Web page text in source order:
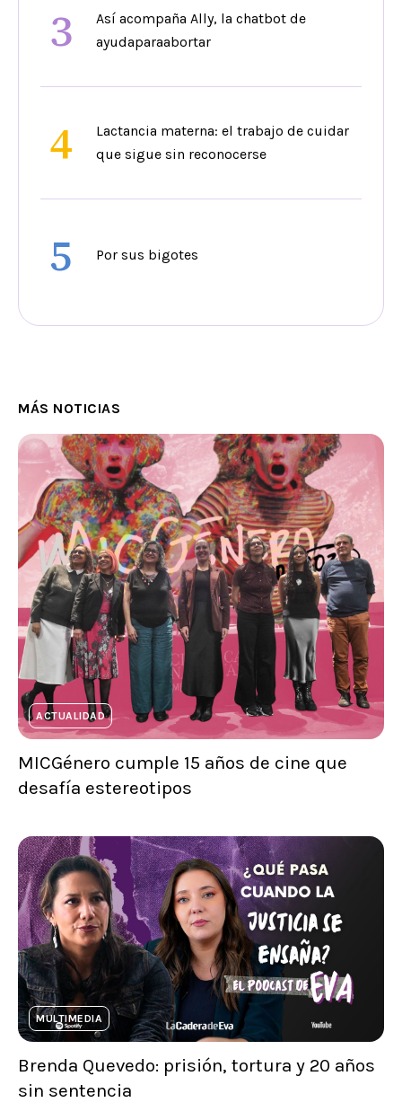
3
Así acompaña Ally, la chatbot de
ayudaparaabortar
4
Lactancia materna: el trabajo de cuidar
que sigue sin reconocerse
5 Por sus bigotes
MÁS NOTICIAS
ACTUALIDAD
MICGénero cumple 15 años de cine que
desafía estereotipos
MULTIMEDIA
Brenda Quevedo: prisión, tortura y 20 años
sin sentencia